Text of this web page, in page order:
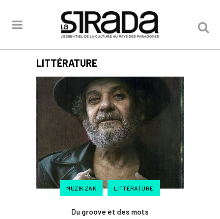
LITTÉRATURE
MUZIK ZAK LITTÉRATURE
Du groove et des mots